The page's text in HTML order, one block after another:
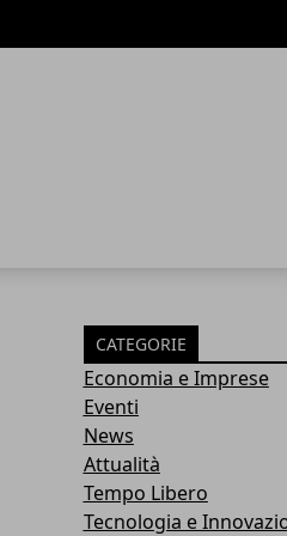
CATEGORIE
Economia e Imprese
Eventi
News
Attualità
Tempo Libero
Tecnologia e